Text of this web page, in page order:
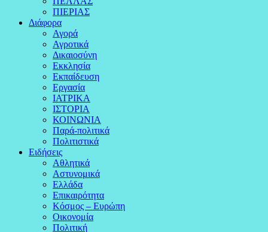
ΠΙΕΡΙΑΣ
Διάφορα
Αγορά
Αγροτικά
Δικαιοσύνη
Εκκλησία
Εκπαίδευση
Εργασία
ΙΑΤΡΙΚΑ
ΙΣΤΟΡΙΑ
ΚΟΙΝΩΝΙΑ
Παρά-πολιτικά
Πολιτιστικά
Ειδήσεις
Αθλητικά
Αστυνομικά
Ελλάδα
Επικαιρότητα
Κόσμος – Ευρώπη
Οικονομία
Πολιτική